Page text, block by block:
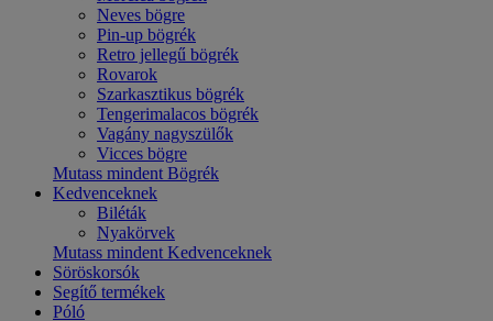
Neves bögre
Pin-up bögrék
Retro jellegű bögrék
Rovarok
Szarkasztikus bögrék
Tengerimalacos bögrék
Vagány nagyszülők
Vicces bögre
Mutass mindent Bögrék
Kedvenceknek
Biléták
Nyakörvek
Mutass mindent Kedvenceknek
Söröskorsók
Segítő termékek
Póló